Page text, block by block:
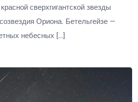
сверхгигантской звезды
Ориона. Бетельгейзе —
небесных […]